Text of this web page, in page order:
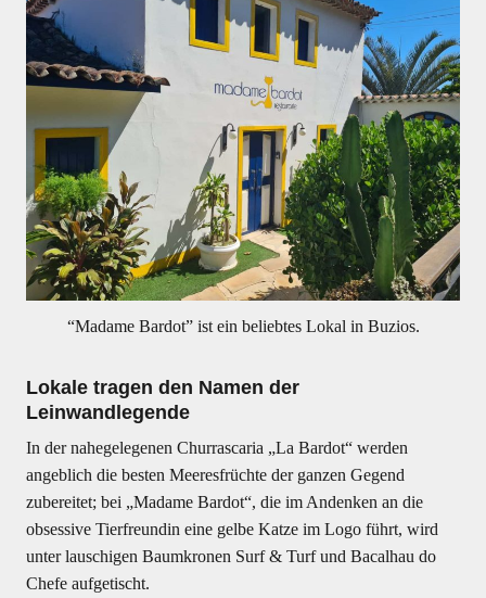
“Madame Bardot” ist ein beliebtes Lokal in Buzios.
Lokale tragen den Namen der
Leinwandlegende
In der nahegelegenen Churrascaria „La Bardot“ werden
angeblich die besten Meeresfrüchte der ganzen Gegend
zubereitet; bei „Madame Bardot“, die im Andenken an die
obsessive Tierfreundin eine gelbe Katze im Logo führt, wird
unter lauschigen Baumkronen Surf & Turf und Bacalhau do
Chefe aufgetischt.